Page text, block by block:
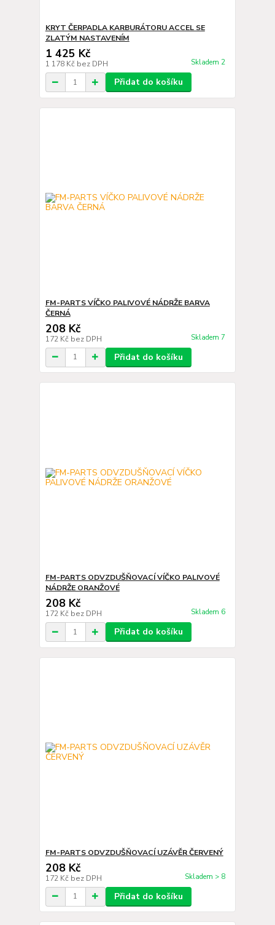
KRYT ČERPADLA KARBURÁTORU ACCEL SE
ZLATÝM NASTAVENÍM
1 425 Kč
1 178 Kč bez DPH Skladem 2
Přidat do košíku
FM-PARTS VÍČKO PALIVOVÉ NÁDRŽE BARVA
ČERNÁ
208 Kč
172 Kč bez DPH Skladem 7
Přidat do košíku
FM-PARTS ODVZDUŠŇOVACÍ VÍČKO PALIVOVÉ
NÁDRŽE ORANŽOVÉ
208 Kč
172 Kč bez DPH Skladem 6
Přidat do košíku
FM-PARTS ODVZDUŠŇOVACÍ UZÁVĚR ČERVENÝ
208 Kč
172 Kč bez DPH Skladem > 8
Přidat do košíku